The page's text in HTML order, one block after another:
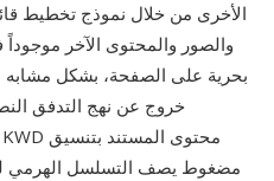
الأخرى من خلال نموذج تخطيط
والصور والمحتوى الآخر
بحرية على الصفحة، بشكل
خروج عن نهج التدفق